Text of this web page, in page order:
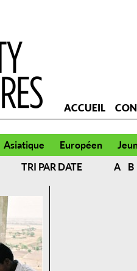
ACCUEIL
Asiatique Européen
TRI PAR DATE A B